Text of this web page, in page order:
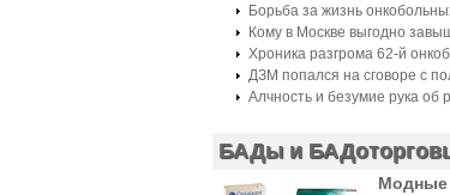
Борьба за жизнь
Кому в Москве выгодно
Хроника разгрома 62-й
ДЗМ попался на сговоре с
Алчность и безумие рука об
БАДы и
Модные